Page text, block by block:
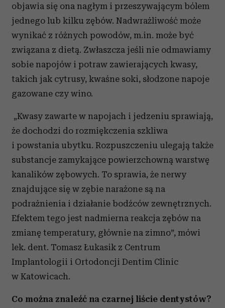
objawia się ona nagłym i przeszywającym bólem
jednego lub kilku zębów. Nadwrażliwość może
wynikać z różnych powodów, m.in. może być
związana z dietą. Zwłaszcza jeśli nie odmawiamy
sobie napojów i potraw zawierających kwasy,
takich jak cytrusy, kwaśne soki, słodzone napoje
gazowane czy wino.
„Kwasy zawarte w napojach i jedzeniu sprawiają,
że dochodzi do rozmiękczenia szkliwa
i powstania ubytku. Rozpuszczeniu ulegają także
substancje zamykające powierzchowną warstwę
kanalików zębowych. To sprawia, że nerwy
znajdujące się w zębie narażone są na
podrażnienia i działanie bodźców zewnętrznych.
Efektem tego jest nadmierna reakcja zębów na
zmianę temperatury, głównie na zimno”, mówi
lek. dent. Tomasz Łukasik z Centrum
Implantologii i Ortodoncji Dentim Clinic
w Katowicach.
Co można znaleźć na czarnej liście dentystów?